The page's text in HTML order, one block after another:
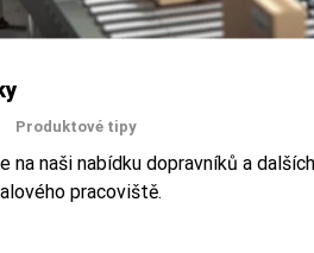
Produktové tipy
na naši nabídku dopravníků a
pracoviště.